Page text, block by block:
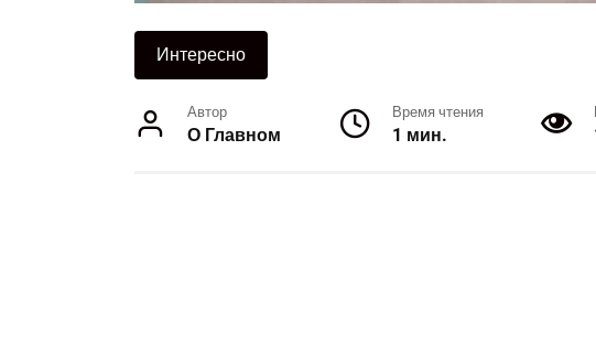
Интересно
Автор
О Главном
Время чтения
1 мин.